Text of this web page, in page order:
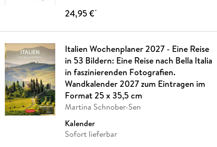
24,95 €*
Italien Wochenplaner 2027 - Eine Reise
in 53 Bildern: Eine Reise nach Bella Italia
in faszinierenden Fotografien.
Wandkalender 2027 zum Eintragen im
Format 25 x 35,5 cm
Martina Schnober-Sen
Kalender
Sofort lieferbar